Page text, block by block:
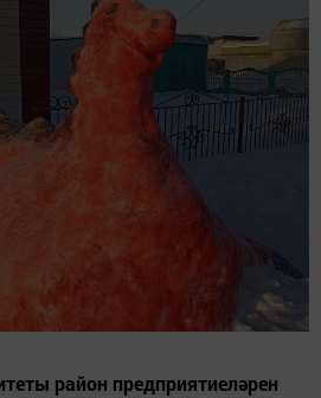
район предприятиеләрен